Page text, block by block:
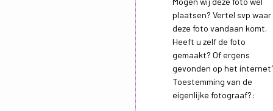
plaatsen? Vertel svp waar
deze foto vandaan komt.
Heeft u zelf de foto
gemaakt? Of ergens
gevonden op het
Toestemming van de
eigenlijke fotograaf?: